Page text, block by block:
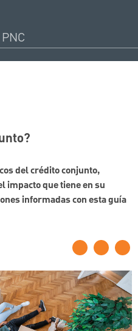
del crédito conjunto,
impacto que tiene en su
informadas con esta guía